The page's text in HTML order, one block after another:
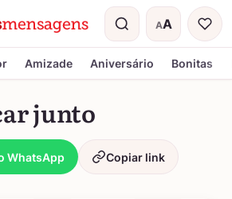
AA
Tamanho do
Amizade Aniversário Bonitas
junto
WhatsApp Copiar link